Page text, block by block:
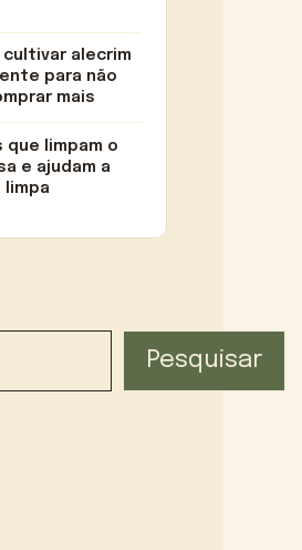
cultivar alecrim
para não
mais
que limpam o
e ajudam a
limpa
Pesquisar